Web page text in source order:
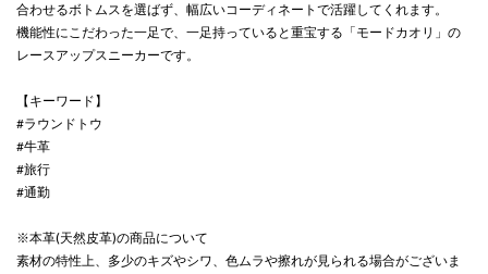
合わせるボトムスを選ばず、幅広いコーディネートで活躍してくれます。
機能性にこだわった一足で、一足持っていると重宝する「モードカオリ」の
レースアップスニーカーです。
【キーワード】
#ラウンドトウ
#牛革
#旅行
#通勤
※本革(天然皮革)の商品について
素材の特性上、多少のキズやシワ、色ムラや擦れが見られる場合がございま